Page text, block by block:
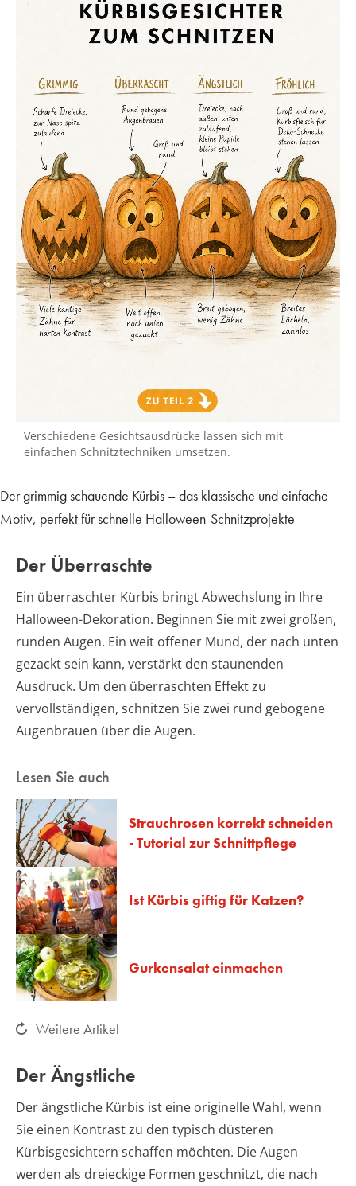
Verschiedene Gesichtsausdrücke lassen sich mit
einfachen Schnitztechniken umsetzen.
Der grimmig schauende Kürbis – das klassische und einfache
Motiv, perfekt für schnelle Halloween-Schnitzprojekte
Der Überraschte
Ein überraschter Kürbis bringt Abwechslung in Ihre
Halloween-Dekoration. Beginnen Sie mit zwei großen,
runden Augen. Ein weit offener Mund, der nach unten
gezackt sein kann, verstärkt den staunenden
Ausdruck. Um den überraschten Effekt zu
vervollständigen, schnitzen Sie zwei rund gebogene
Augenbrauen über die Augen.
Lesen Sie auch
Strauchrosen korrekt schneiden
- Tutorial zur Schnittpflege
Ist Kürbis giftig für Katzen?
Gurkensalat einmachen
Weitere Artikel
Der Ängstliche
Der ängstliche Kürbis ist eine originelle Wahl, wenn
Sie einen Kontrast zu den typisch düsteren
Kürbisgesichtern schaffen möchten. Die Augen
werden als dreieckige Formen geschnitzt, die nach